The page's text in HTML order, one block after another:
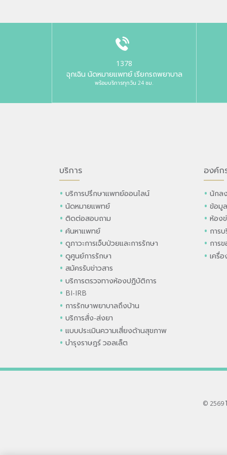
1378
ฉุกเฉิน นัดหมายแพทย์ เรียกรถพยาบาล
พร้อมบริการทุกวัน 24 ชม.
บริการ
บริการปรึกษาแพทย์ออนไลน์
นัดหมายแพทย์
ติดต่อสอบถาม
ค้นหาแพทย์
ดูภาวะการเจ็บป่วยและการรักษา
ดูศูนย์การรักษา
สมัครรับข่าวสาร
บริการตรวจทางห้องปฏิบัติการ
BI-IRB
การรักษาพยาบาลถึงบ้าน
บริการสั่ง-ส่งยา
แบบประเมินความเสี่ยงด้านสุขภาพ
บำรุงราษฎร์ วอลเล็ต
องค์ก
นักล
ข้อมู
ห้อง
การ
การ
เครื่
© 2569